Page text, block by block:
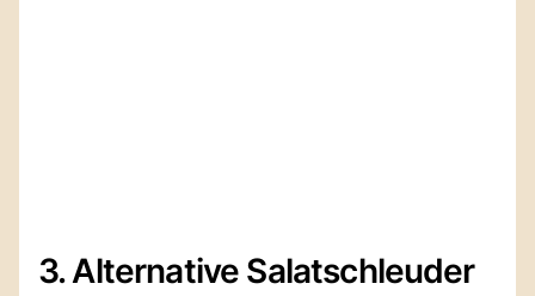
3. Alternative Salatschleuder